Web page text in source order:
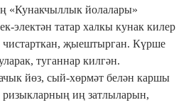
«Кунакчыллык йолалары»
электән татар халкы кунак килер
җыештырган. Күрше
туганнар килгән.
йөз, сый-хөрмәт белән каршы
иң затлыларын,